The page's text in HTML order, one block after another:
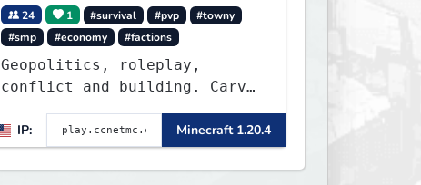
24 1 #survival #pvp
#towny
#smp
#economy #factions
Geopolitics, roleplay,
conflict and building. Carve
1:1000 map of Earth using
tanks, warships, guns and
more. Express your creative
IP: Minecraft 1.20.4